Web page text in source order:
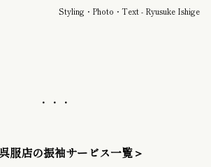
Styling・Photo・Text - Ryusuke Ishige
・・・
服店の振袖サービス一覧＞